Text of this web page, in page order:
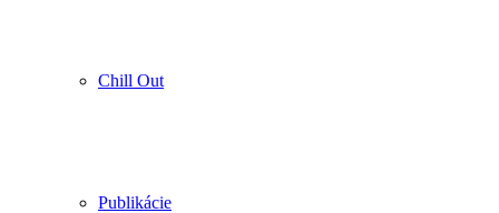
Chill Out
Publikácie